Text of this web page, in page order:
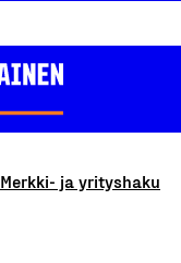
Merkki- ja yrityshaku